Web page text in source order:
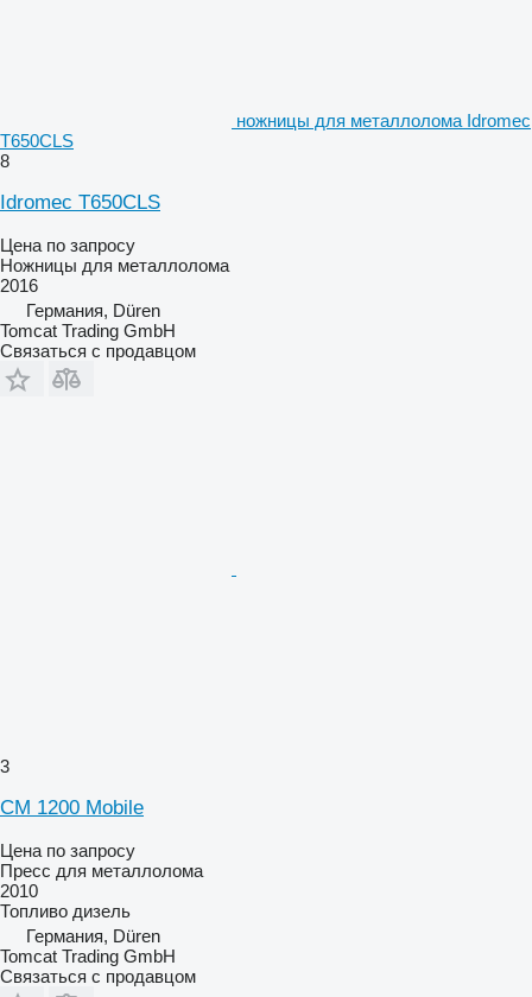
ножницы для металлолома Idromec
T650CLS
8
Idromec T650CLS
Цена по запросу
Ножницы для металлолома
2016
Германия, Düren
Tomcat Trading GmbH
Связаться с продавцом
3
CM 1200 Mobile
Цена по запросу
Пресс для металлолома
2010
Топливо дизель
Германия, Düren
Tomcat Trading GmbH
Связаться с продавцом